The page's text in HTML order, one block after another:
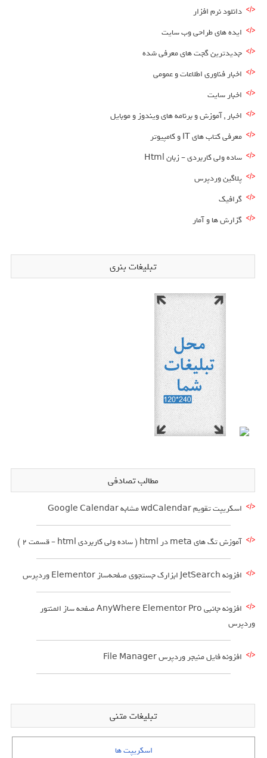
دانلود نرم افزار
ایده های طراحی وب سایت
جدیدترین گجت های معرفی شده
اخبار فناوری اطلاعات و عمومی
اخبار سایت
اخبار , آموزش و برنامه های ویندوز و موبایل
معرفی کتاب های IT و کامپیوتر
ساده ولی کاربردی – زبان Html
پلاگین وردپرس
گرافیک
گزارش ها و آمار
تبلیغات بنری
مطالب تصادفی
اسکریپت تقویم wdCalendar مشابه Google Calendar
آموزش تگ های meta در html ( ساده ولی کاربردی html – قسمت 2 )
افزونه JetSearch ابزارک جستجوی صفحه‌ساز Elementor وردپرس
افزونه جانبی AnyWhere Elementor Pro صفحه ساز المنتور
وردپرس
افزونه فایل منیجر وردپرس File Manager
تبلیغات متنی
اسکریپت ها